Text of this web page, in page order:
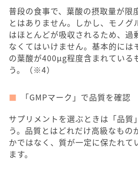
普段の食事で、葉酸の摂取量が限
とはありません。しかし、モノグ
はほとんどが吸収されるため、過
なくてはいけません。基本的には
の葉酸が400μg程度含まれている
う。（※4）
「GMPマーク」で品質を確認
サプリメントを選ぶときは「品質
う。品質とはどれだけ高級なもの
かではなく、質が一定に保たれて
ます。